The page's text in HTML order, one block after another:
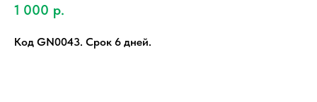
1 000 р.
Код GN0043. Срок 6 дней.